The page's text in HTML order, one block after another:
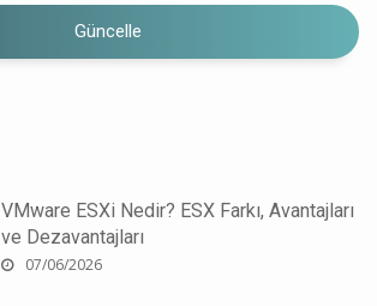
Güncelle
VMware ESXi Nedir? ESX Farkı, Avantajları
ve Dezavantajları
07/06/2026